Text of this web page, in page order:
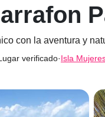
con la aventura y
verificado·Isla